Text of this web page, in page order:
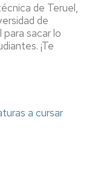
de Teruel,
de
para sacar lo
¡Te
a cursar